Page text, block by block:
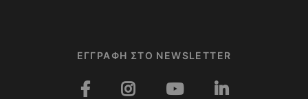
ΕΓΓΡΑΦΗ ΣΤΟ NEWSLETTER